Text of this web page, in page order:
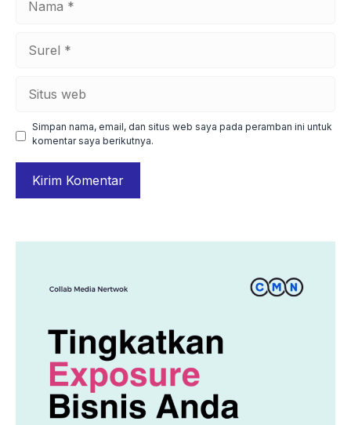
Simpan nama, email, dan situs web saya pada peramban ini untuk
komentar saya berikutnya.